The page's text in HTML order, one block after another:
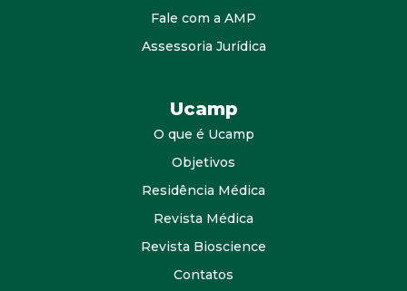
Fale com a AMP
Assessoria Jurídica
Ucamp
O que é Ucamp
Objetivos
Residência Médica
Revista Médica
Revista Bioscience
Contatos